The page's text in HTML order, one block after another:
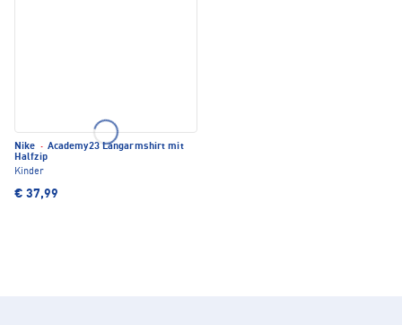
Nike · Academy23 Langarmshirt mit
Halfzip
Kinder
€ 37,99